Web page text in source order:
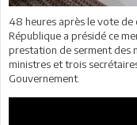
48 heures après le vote de
République a présidé ce
prestation de serment des
ministres et trois
Gouvernement.